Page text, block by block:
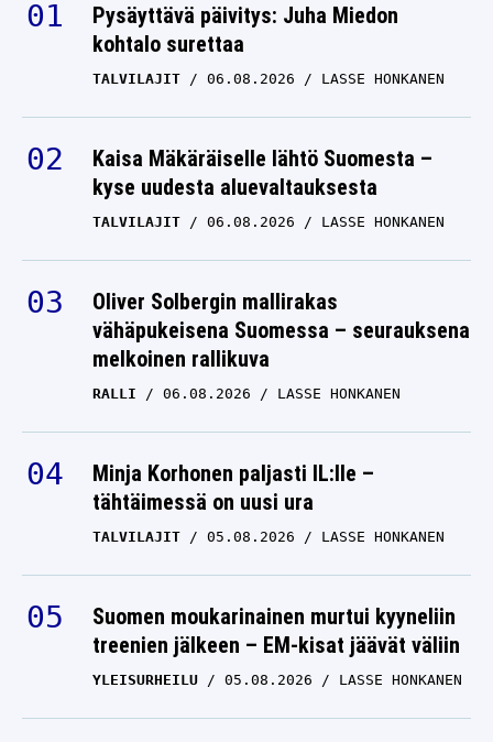
Pysäyttävä päivitys: Juha Miedon
kohtalo surettaa
TALVILAJIT 06.08.2026 LASSE HONKANEN
Kaisa Mäkäräiselle lähtö Suomesta –
kyse uudesta aluevaltauksesta
TALVILAJIT 06.08.2026 LASSE HONKANEN
Oliver Solbergin mallirakas
vähäpukeisena Suomessa – seurauksena
melkoinen rallikuva
RALLI 06.08.2026 LASSE HONKANEN
Minja Korhonen paljasti IL:lle –
tähtäimessä on uusi ura
TALVILAJIT 05.08.2026 LASSE HONKANEN
Suomen moukarinainen murtui kyyneliin
treenien jälkeen – EM-kisat jäävät väliin
YLEISURHEILU 05.08.2026 LASSE HONKANEN